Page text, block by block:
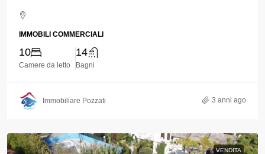
IMMOBILI COMMERCIALI
10
Camere da letto
14
Bagni
Immobiliare Pozzati 3 anni ago
VENDITA